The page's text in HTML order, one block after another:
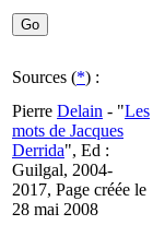
Sources (*) :
Pierre Delain - "Les
mots de Jacques
Derrida", Ed :
Guilgal, 2004-
2017, Page créée le
28 mai 2008